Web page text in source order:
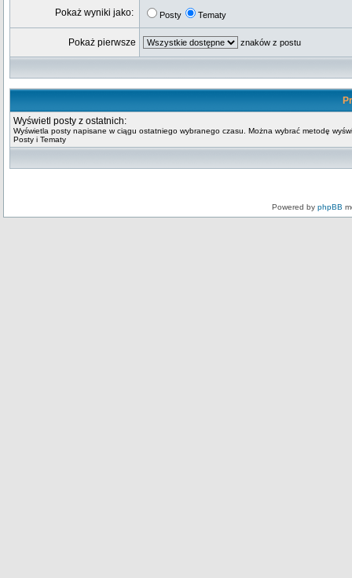
Pokaż wyniki jako: Posty Tematy
Pokaż pierwsze znaków z postu
Wyświetl posty z ostatnich:
Wyświetla posty napisane w ciągu ostatniego wybranego czasu. Można wybrać metodę
Posty i Tematy
Powered by phpBB